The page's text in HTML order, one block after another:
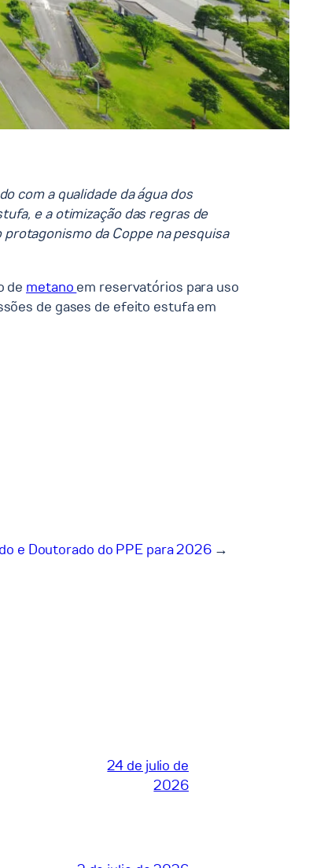
com a qualidade da água dos
e a otimização das regras de
da Coppe na pesquisa
de metano em reservatórios para uso
de gases de efeito estufa em
e Doutorado do PPE para 2026 →
24 de julio de
2026